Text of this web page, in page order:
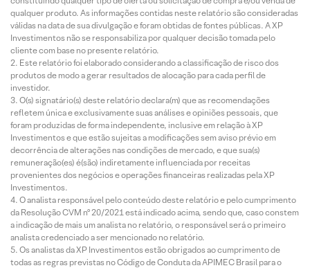
qualquer produto. As informações contidas neste relatório são consideradas
válidas na data de sua divulgação e foram obtidas de fontes públicas. A XP
Investimentos não se responsabiliza por qualquer decisão tomada pelo
cliente com base no presente relatório.
Este relatório foi elaborado considerando a classificação de risco dos
produtos de modo a gerar resultados de alocação para cada perfil de
investidor.
O(s) signatário(s) deste relatório declara(m) que as recomendações
refletem única e exclusivamente suas análises e opiniões pessoais, que
foram produzidas de forma independente, inclusive em relação à XP
Investimentos e que estão sujeitas a modificações sem aviso prévio em
decorrência de alterações nas condições de mercado, e que sua(s)
remuneração(es) é(são) indiretamente influenciada por receitas
provenientes dos negócios e operações financeiras realizadas pela XP
Investimentos.
O analista responsável pelo conteúdo deste relatório e pelo cumprimento
da Resolução CVM nº 20/2021 está indicado acima, sendo que, caso constem
a indicação de mais um analista no relatório, o responsável será o primeiro
analista credenciado a ser mencionado no relatório.
Os analistas da XP Investimentos estão obrigados ao cumprimento de
todas as regras previstas no Código de Conduta da APIMEC Brasil para o